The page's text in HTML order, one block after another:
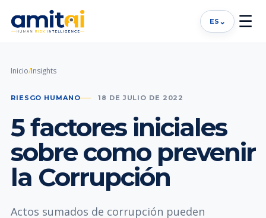
ES ⌄ ☰
Inicio/Insights
RIESGO HUMANO 18 DE JULIO DE 2022
5 factores iniciales
sobre como prevenir
la Corrupción
Actos sumados de corrupción pueden